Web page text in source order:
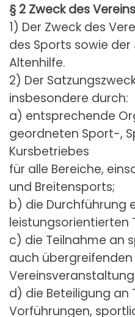
§ 2 Zweck des Vereins
1) Der Zweck des
des Sports sowie
Altenhilfe.
2) Der
insbesondere durch:
a) entsprechende
geordneten Sport-,
Kursbetriebes
für alle Bereiche,
und Breitensports;
b) die Durchführung
leistungsorientierten
c) die Teilnahme an
auch
d) die Beteiligung an
Vorführungen,